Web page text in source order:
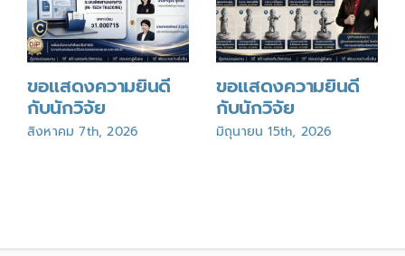
ขอแสดงความยินดี
กับนักวิจัย
สิงหาคม 7th, 2026
ขอแสดงความยินดี
กับนักวิจัย
มิถุนายน 15th, 2026